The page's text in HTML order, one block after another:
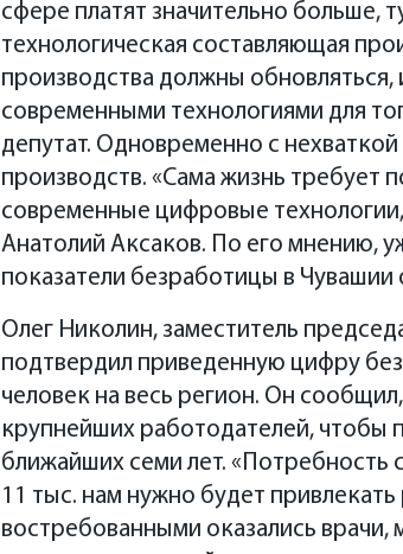
сфере платят значительно больше,
технологическая составляющая
производства должны
современными технологиями для
депутат. Одновременно с
производств. «Сама жизнь требует
современные цифровые
Анатолий Аксаков. По его мнению,
показатели безработицы в
Олег Николин, заместитель
подтвердил приведенную цифру
человек на весь регион. Он
крупнейших работодателей, чтобы
ближайших семи лет. «Потребность
11 тыс. нам нужно будет
востребованными оказались